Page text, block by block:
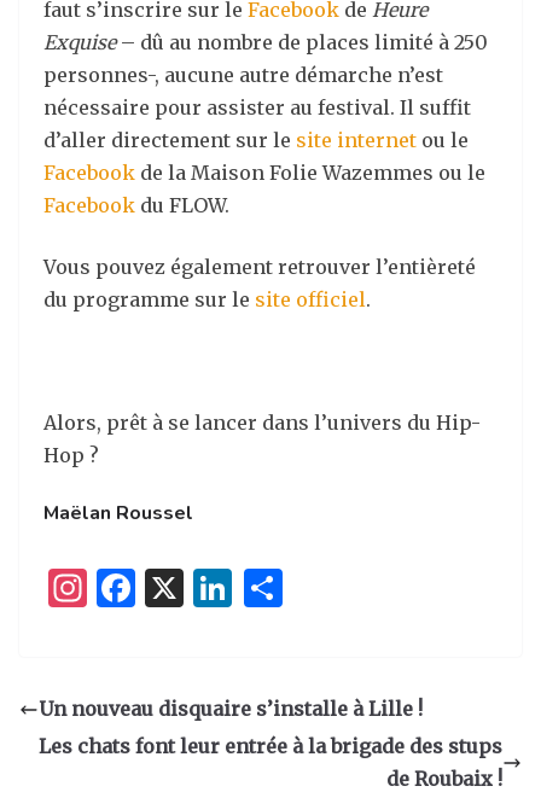
faut s’inscrire sur le Facebook de Heure
Exquise– dû au nombre de places limité à 250
personnes-, aucune autre démarche n’est
nécessaire pour assister au festival. Il suffit
d’aller directement sur le site internet ou le
Facebook de la Maison Folie Wazemmes ou le
Facebook du FLOW.
Vous pouvez également retrouver l’entièreté
du programme sur le site officiel.
Alors, prêt à se lancer dans l’univers du Hip-
Hop ?
Maëlan Roussel
I
a
g
F
e
b
X
Li
e
dI
g
er
Un nouveau disquaire s’installe à Lille !
Les chats font leur entrée à la brigade des stups
de Roubaix !